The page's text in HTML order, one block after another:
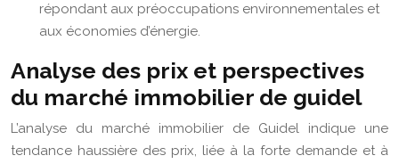
répondant aux préoccupations environnementales et
aux économies d’énergie.
Analyse des prix et perspectives
du marché immobilier de guidel
L’analyse du marché immobilier de Guidel indique une
tendance haussière des prix, liée à la forte demande et à